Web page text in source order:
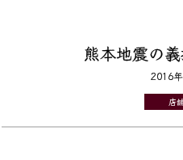
熊本地震の
2016
店